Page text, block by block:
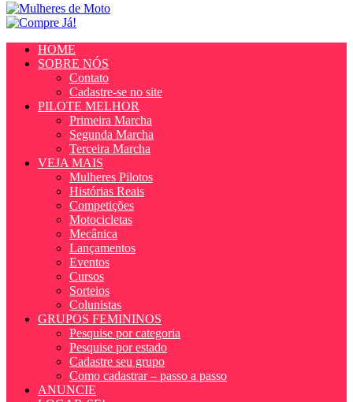
HOME
SOBRE NÓS
Contato
Cadastre-se no site
PILOTE MELHOR
Primeira Marcha
Segunda Marcha
Terceira Marcha
VEJA MAIS
Mulheres Pilotos
Histórias Reais
Competições
Motocicletas
Mecânica
Lançamentos
Eventos
Cursos
Sorteios
Colunistas
GRUPOS FEMININOS
Pesquise por categoria
Pesquise por estado
Cadastre seu grupo
Como cadastrar – passo a passo
ANUNCIE